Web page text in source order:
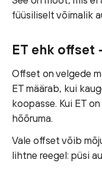
füüsiliselt võimalik
ET ehk offset
Offset on velgede
ET määrab, kui
koopasse. Kui ET
hõõruma.
Vale offset võib
lihtne reegel: püsi